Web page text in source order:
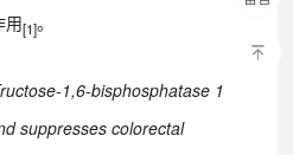
用[1]。
1,6-bisphosphatase 1
suppresses colorectal